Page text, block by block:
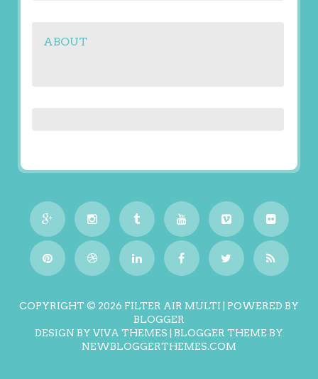
ABOUT
COPYRIGHT © 2026 FILTER AIR MULTI | POWERED BY
BLOGGER
DESIGN BY VIVA THEMES | BLOGGER THEME BY
NEWBLOGGERTHEMES.COM